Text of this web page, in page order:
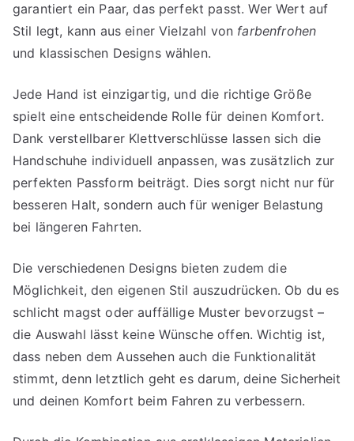
garantiert ein Paar, das perfekt passt. Wer Wert auf
Stil legt, kann aus einer Vielzahl von farbenfrohen
und klassischen Designs wählen.
Jede Hand ist einzigartig, und die richtige Größe
spielt eine entscheidende Rolle für deinen Komfort.
Dank verstellbarer Klettverschlüsse lassen sich die
Handschuhe individuell anpassen, was zusätzlich zur
perfekten Passform beiträgt. Dies sorgt nicht nur für
besseren Halt, sondern auch für weniger Belastung
bei längeren Fahrten.
Die verschiedenen Designs bieten zudem die
Möglichkeit, den eigenen Stil auszudrücken. Ob du es
schlicht magst oder auffällige Muster bevorzugst –
die Auswahl lässt keine Wünsche offen. Wichtig ist,
dass neben dem Aussehen auch die Funktionalität
stimmt, denn letztlich geht es darum, deine Sicherheit
und deinen Komfort beim Fahren zu verbessern.